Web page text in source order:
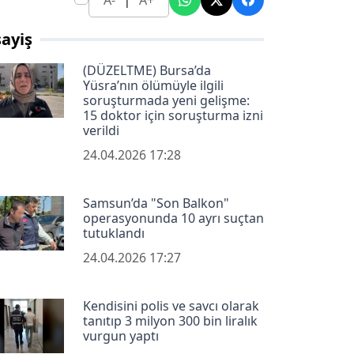
(DÜZELTME) Bursa’da
Yüsra’nın ölümüyle ilgili
soruşturmada yeni gelişme:
15 doktor için soruşturma izni
verildi
24.04.2026 17:28
Samsun’da "Son Balkon"
operasyonunda 10 ayrı suçtan
tutuklandı
24.04.2026 17:27
Kendisini polis ve savcı olarak
tanıtıp 3 milyon 300 bin liralık
vurgun yaptı